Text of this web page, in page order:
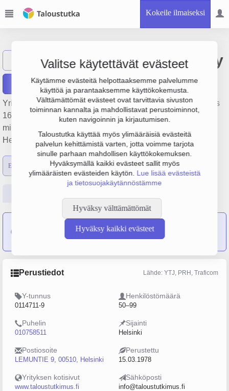
Kokeile ilmaiseksi
Valitse käytettävät evästeet
Käytämme evästeitä helpottaaksemme palvelumme
käyttöä ja parantaaksemme käyttökokemusta.
Välttämättömät evästeet ovat tarvittavia sivuston
toiminnan kannalta ja mahdollistavat perustoiminnot,
kuten navigoinnin ja kirjautumisen.
Taloustutka käyttää myös ylimääräisiä evästeitä
palvelun kehittämistä varten, jotta voimme tarjota
sinulle parhaan mahdollisen käyttökokemuksen.
Hyväksymällä kaikki evästeet sallit myös
ylimääräisten evästeiden käytön. Lue lisää evästeistä
ja tietosuojakäytännöstämme
Hyväksy välttämättömät
Hyväksy kaikki evästeet
Näytä haku Taloustutkimus Oy
Raportit
Yrityksen Taloustutkimus Oy liikevaihto on 8.3 milj. € ja tulos
166 000 €. Sen päätoimiala on Markkina- ja
mielipidetutkimukset, perustamisvuosi 1978 ja sijainti
Helsinki. Yrityksen yhtiömuoto Osakeyhtiö (OY).
Emon luvut Konsernin luvut
Research Insight Finland Oyon sulautunut yritykseen
Taloustutkimus Oy
Perustiedot Lähde: YTJ, PRH, Traficom
Y-tunnus
0114711-9
Henkilöstömäärä
50–99
Puhelin
010758511
Sijainti
Helsinki
Postiosoite
LEMUNTIE 9, 00510, Helsinki
Perustettu
15.03.1978
Yrityksen kotisivut
www.taloustutkimus.fi
Sähköposti
info@taloustutkimus.fi